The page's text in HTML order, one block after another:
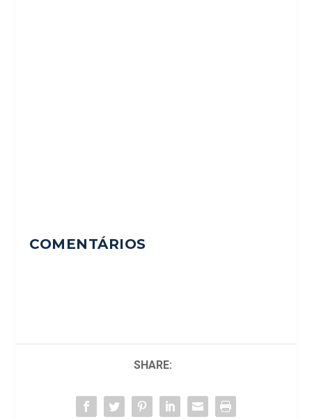
COMENTÁRIOS
SHARE: